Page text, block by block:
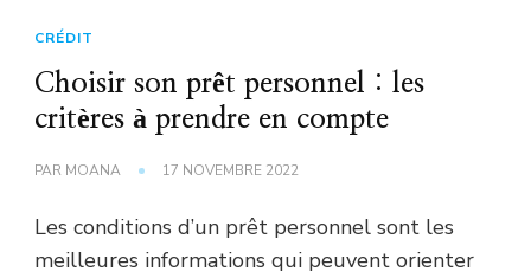
CRÉDIT
Choisir son prêt personnel : les
critères à prendre en compte
PAR MOANA 17 NOVEMBRE 2022
Les conditions d’un prêt personnel sont les
meilleures informations qui peuvent orienter